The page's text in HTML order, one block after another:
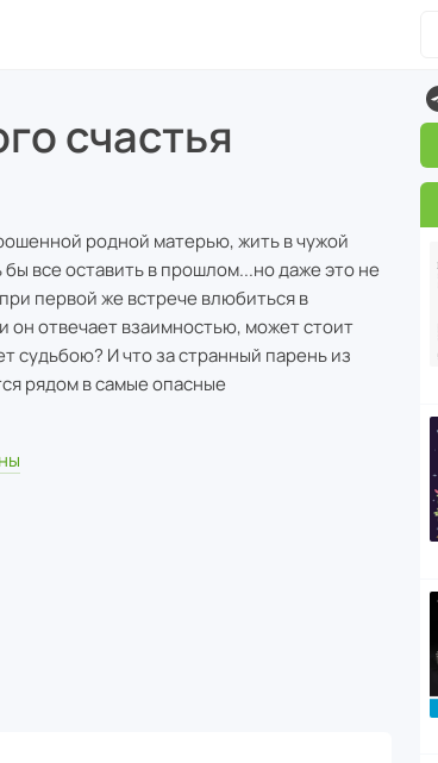
счастья
родной матерью, жить в чужой
все оставить в прошлом...но даже это не
первой же встрече влюбиться в
он отвечает взаимностью, может стоит
судьбою? И что за странный парень из
рядом в самые опасные